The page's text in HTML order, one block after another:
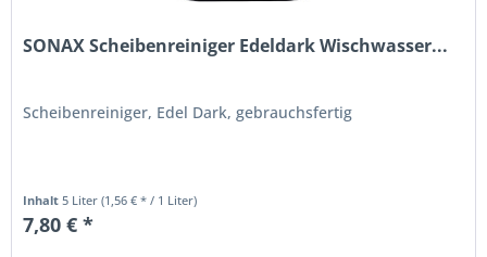
SONAX Scheibenreiniger Edeldark Wischwasser...
Scheibenreiniger, Edel Dark, gebrauchsfertig
Inhalt5 Liter(1,56 € * / 1 Liter)
7,80 € *